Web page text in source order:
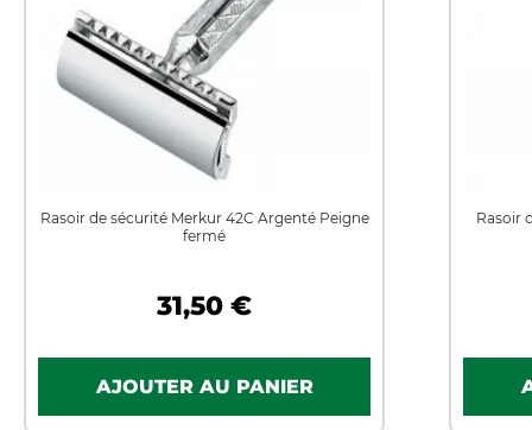
Rasoir de sécurité Merkur 42C Argenté Peigne
fermé
31,50 €
Rasoir